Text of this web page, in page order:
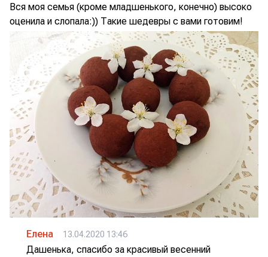
Вся моя семья (кроме младшенького, конечно) высоко
оценила и слопала:)) Такие шедевры с вами готовим!
Елена 13.04.2020 13:46
Дашенька, спасибо за красивый весенний